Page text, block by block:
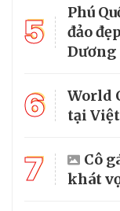
5
Phú
đảo
Dương
6
World
tại
7
Cô
khát